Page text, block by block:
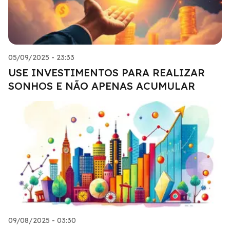
05/09/2025 - 23:33
USE INVESTIMENTOS PARA REALIZAR
SONHOS E NÃO APENAS ACUMULAR
09/08/2025 - 03:30